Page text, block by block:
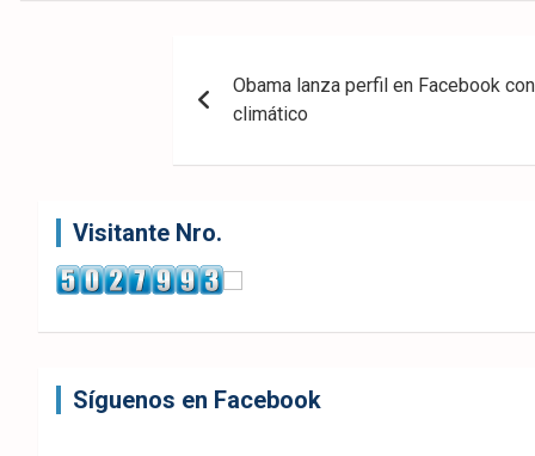
de
Obama lanza perfil en Facebook
climático
Visitante Nro.
Síguenos en Facebook